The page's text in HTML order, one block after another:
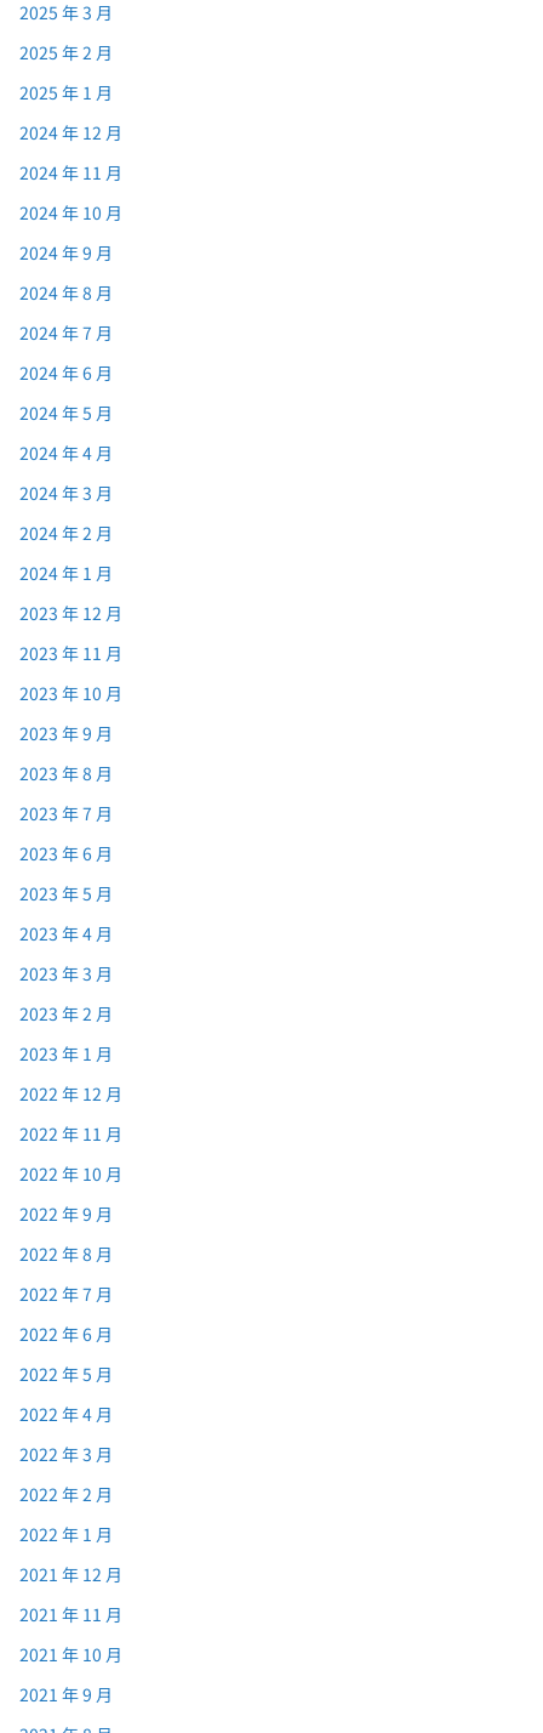
2025 年 3 月
2025 年 2 月
2025 年 1 月
2024 年 12 月
2024 年 11 月
2024 年 10 月
2024 年 9 月
2024 年 8 月
2024 年 7 月
2024 年 6 月
2024 年 5 月
2024 年 4 月
2024 年 3 月
2024 年 2 月
2024 年 1 月
2023 年 12 月
2023 年 11 月
2023 年 10 月
2023 年 9 月
2023 年 8 月
2023 年 7 月
2023 年 6 月
2023 年 5 月
2023 年 4 月
2023 年 3 月
2023 年 2 月
2023 年 1 月
2022 年 12 月
2022 年 11 月
2022 年 10 月
2022 年 9 月
2022 年 8 月
2022 年 7 月
2022 年 6 月
2022 年 5 月
2022 年 4 月
2022 年 3 月
2022 年 2 月
2022 年 1 月
2021 年 12 月
2021 年 11 月
2021 年 10 月
2021 年 9 月